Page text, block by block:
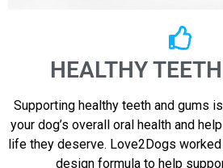
HEALTHY
Supporting healthy teeth and gums
your dog’s overall oral health and
life they deserve. Love2Dogs
design formula to help